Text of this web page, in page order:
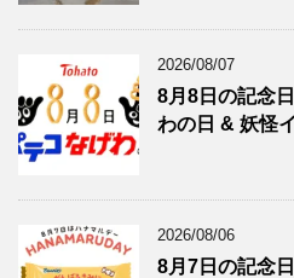
2026/08/07
8月8日の記念
わの日 & 妖怪
2026/08/06
8月7日の記念